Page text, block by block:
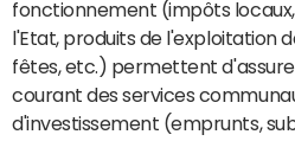
fonctionnement (impôts
l'Etat, produits de l'exploitation
fêtes, etc.) permettent
courant des services
d'investissement (emprunts,